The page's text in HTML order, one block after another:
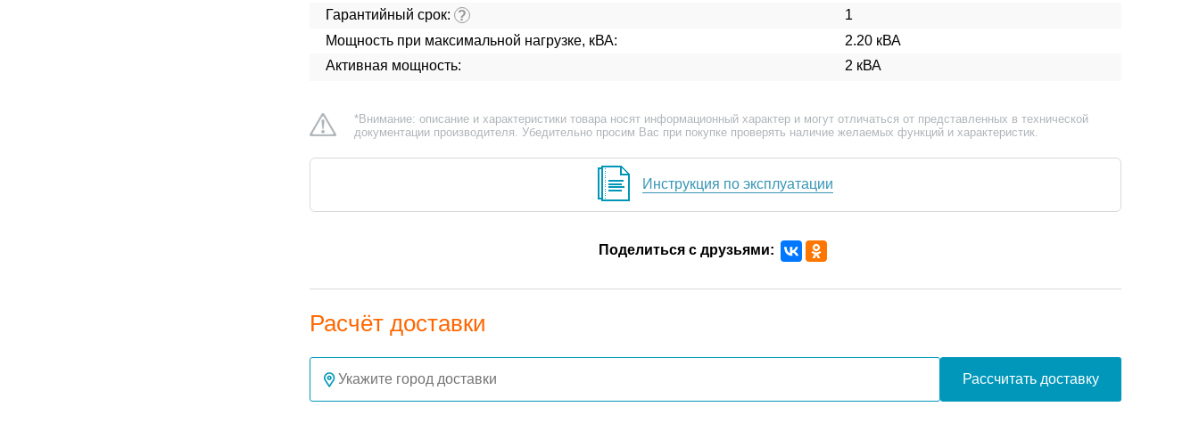
Гарантийный срок: ?
1
Мощность при максимальной нагрузке, кВА:
2.20 кВА
Активная мощность:
2 кВА
*Внимание: описание и характеристики товара носят информационный характер и могут отличаться от представленных в технической
документации производителя. Убедительно просим Вас при покупке проверять наличие желаемых функций и характеристик.
Инструкция по эксплуатации
Поделиться с друзьями:
Расчёт доставки
Рассчитать доставку